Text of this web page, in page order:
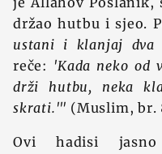
držao hutbu i sjeo.
ustani i klanjaj
reče: 'Kada neko od
drži hutbu, neka
skrati.'" (Muslim, br.
Ovi hadisi jasno